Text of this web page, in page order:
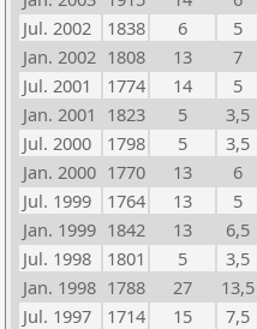
Jul. 2002
1838 6
5
Jan. 2002 1808 13
7
Jul. 2001
1774 14
5
Jan. 2001 1823 5
3,5
Jul. 2000
1798 5
3,5
Jan. 2000 1770 13
6
Jul. 1999
1764 13
5
Jan. 1999 1842 13
6,5
Jul. 1998
1801 5
3,5
Jan. 1998 1788 27
13,5
Jul. 1997
1714 15
7,5